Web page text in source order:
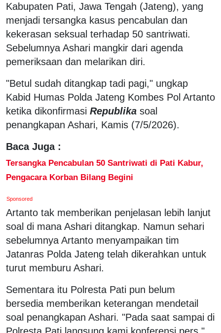
Kabupaten Pati, Jawa Tengah (Jateng), yang
menjadi tersangka kasus pencabulan dan
kekerasan seksual terhadap 50 santriwati.
Sebelumnya Ashari mangkir dari agenda
pemeriksaan dan melarikan diri.
"Betul sudah ditangkap tadi pagi," ungkap
Kabid Humas Polda Jateng Kombes Pol Artanto
ketika dikonfirmasi Republika soal
penangkapan Ashari, Kamis (7/5/2026).
Baca Juga :
Tersangka Pencabulan 50 Santriwati di Pati Kabur,
Pengacara Korban Bilang Begini
Sponsored
Artanto tak memberikan penjelasan lebih lanjut
soal di mana Ashari ditangkap. Namun sehari
sebelumnya Artanto menyampaikan tim
Jatanras Polda Jateng telah dikerahkan untuk
turut memburu Ashari.
Sementara itu Polresta Pati pun belum
bersedia memberikan keterangan mendetail
soal penangkapan Ashari. "Pada saat sampai di